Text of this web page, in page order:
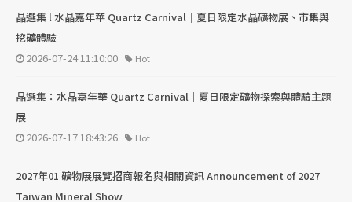
晶選集 l 水晶嘉年華 Quartz Carnival｜夏日限定水晶礦物展、市集與
挖礦體驗
2026-07-24 11:10:00
Hot
晶選集：水晶嘉年華 Quartz Carnival｜夏日限定礦物探索與體驗主題
展
2026-07-17 18:43:26
Hot
2027年01 礦物展展覽招商報名與相關資訊 Announcement of 2027
Taiwan Mineral Show